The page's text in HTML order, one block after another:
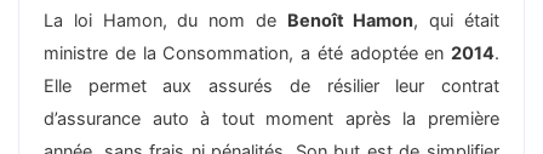
La loi Hamon, du nom de Benoît Hamon, qui était
ministre de la Consommation, a été adoptée en 2014.
Elle permet aux assurés de résilier leur contrat
d’assurance auto à tout moment après la première